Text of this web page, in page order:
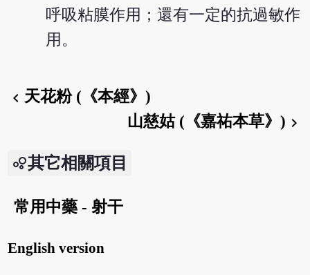
呼吸粘膜作用；還有一定的抗過敏作
用。
chevron_left天花粉 (《本經》)
山慈姑 (《嘉祐本草》) chevron_right
其它相關項目
常用中藥 - 射干
English version